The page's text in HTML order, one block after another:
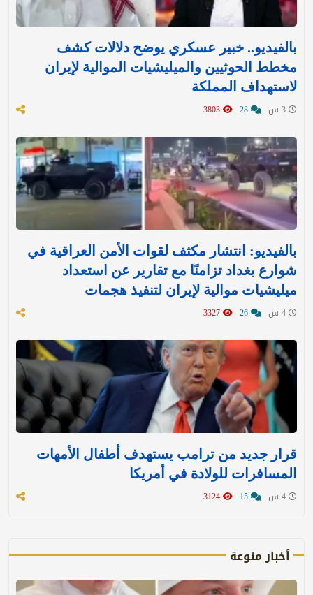
بالفيديو.. خبير عسكري يوضح دلالات كشف
مخطط الحوثيين والميليشيات الموالية لإيران
لاستهداف المملكة
بالفيديو: انتشار مكثف لقوات الأمن العراقية في
شوارع بغداد تزامنًا مع تقارير عن استعداد
ميليشيات موالية لإيران لتنفيذ هجمات
قرار جديد من ترامب يستهدف أطفال الأمهات
المسافرات للولادة في أمريكا
أخبار منوعة